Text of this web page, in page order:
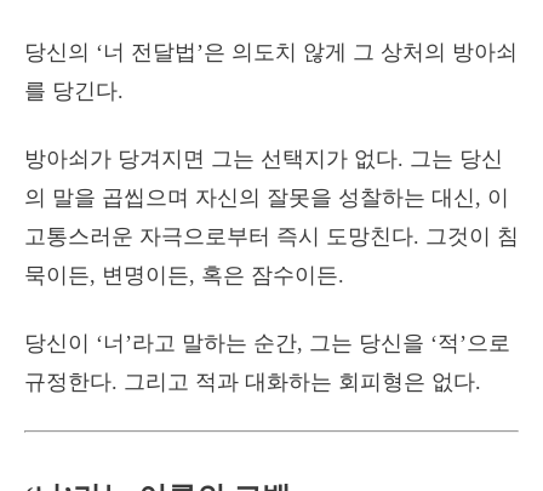
당신의 ‘너 전달법’은 의도치 않게 그 상처의 방아쇠
를 당긴다.
방아쇠가 당겨지면 그는 선택지가 없다. 그는 당신
의 말을 곱씹으며 자신의 잘못을 성찰하는 대신, 이
고통스러운 자극으로부터 즉시 도망친다. 그것이 침
묵이든, 변명이든, 혹은 잠수이든.
당신이 ‘너’라고 말하는 순간, 그는 당신을 ‘적’으로
규정한다. 그리고 적과 대화하는 회피형은 없다.